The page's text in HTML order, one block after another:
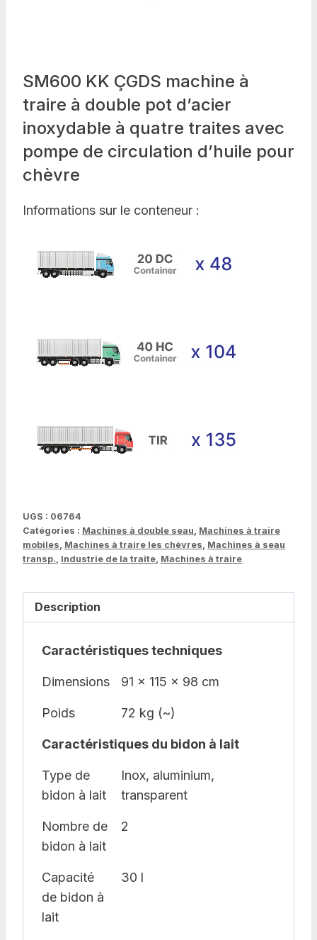
SM600 KK ÇGDS machine à
traire à double pot d’acier
inoxydable à quatre traites avec
pompe de circulation d’huile pour
chèvre
Informations sur le conteneur :
UGS : 06764
Catégories : Machines à double seau, Machines à traire
mobiles, Machines à traire les chèvres, Machines à seau
transp., Industrie de la traite, Machines à traire
Description
Caractéristiques techniques
Dimensions 91 x 115 x 98 cm
Poids 72 kg (~)
Caractéristiques du bidon à lait
Type de
bidon à lait
Inox, aluminium,
transparent
Nombre de
bidon à lait
2
Capacité
de bidon à
lait
30 l